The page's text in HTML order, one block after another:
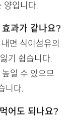
양입니다.
과가 같나요?
면 식이섬유의
기 쉽습니다.
일 수 있으므
니다.
어도 되나요?